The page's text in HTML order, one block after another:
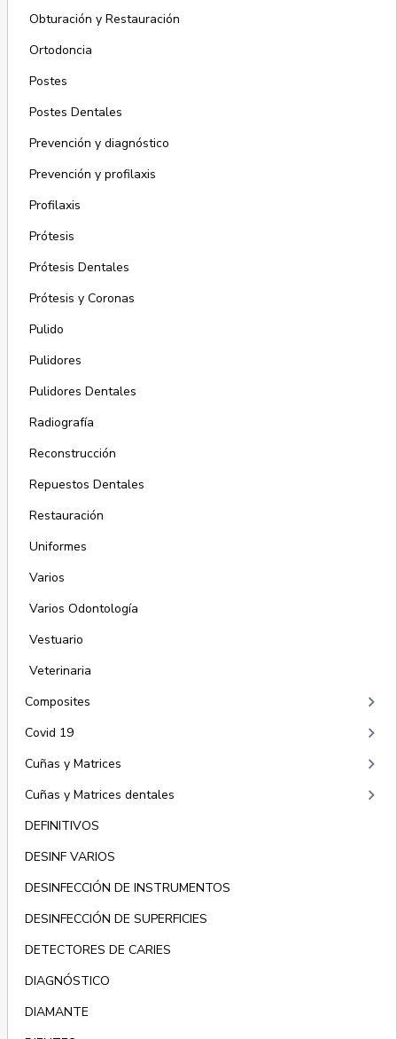
Obturación y Restauración
Ortodoncia
Postes
Postes Dentales
Prevención y diagnóstico
Prevención y profilaxis
Profilaxis
Prótesis
Prótesis Dentales
Prótesis y Coronas
Pulido
Pulidores
Pulidores Dentales
Radiografía
Reconstrucción
Repuestos Dentales
Restauración
Uniformes
Varios
Varios Odontología
Vestuario
Veterinaria
Composites
keyboard_arrow_right
Covid 19 keyboard_arrow_right
Cuñas y Matrices keyboard_arrow_right
Cuñas y Matrices dentales keyboard_arrow_right
DEFINITIVOS
DESINF VARIOS
DESINFECCIÓN DE INSTRUMENTOS
DESINFECCIÓN DE SUPERFICIES
DETECTORES DE CARIES
DIAGNÓSTICO
DIAMANTE